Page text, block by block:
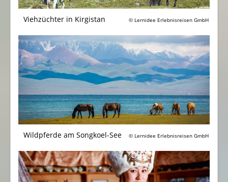
© Lernidee Erlebnisreisen GmbH
Viehzüchter in Kirgistan
© Lernidee Erlebnisreisen GmbH
Wildpferde am Songkoel-See